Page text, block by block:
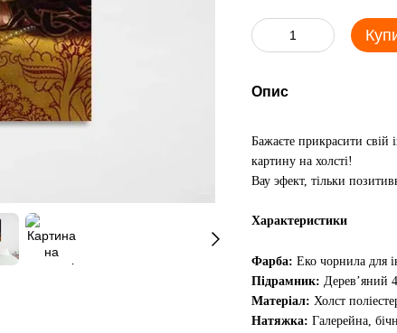
Опис
Бажаєте прикрасити свій
картину на холсті!
Вау эфект, тільки
Характеристики
Фарба: Еко чорнила для
Підрамник: Дерев’яний
Матеріал: Холст
Натяжка: Галерейна,